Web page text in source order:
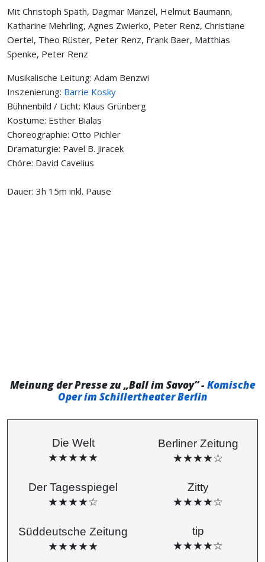
Mit Christoph Späth, Dagmar Manzel, Helmut Baumann,
Katharine Mehrling, Agnes Zwierko, Peter Renz, Christiane
Oertel, Theo Rüster, Peter Renz, Frank Baer, Matthias
Spenke, Peter Renz
Musikalische Leitung: Adam Benzwi
Inszenierung: Barrie Kosky
Bühnenbild / Licht: Klaus Grünberg
Kostüme: Esther Bialas
Choreographie: Otto Pichler
Dramaturgie: Pavel B. Jiracek
Chöre: David Cavelius
Dauer: 3h 15m inkl. Pause
Meinung der Presse zu „Ball im Savoy“ -Komische
Oper im Schillertheater Berlin
Die Welt
★★★★★
Der Tagesspiegel
★★★★☆
Süddeutsche Zeitung
★★★★★
Berliner Zeitung
★★★★☆
Zitty
★★★★☆
tip
★★★★☆